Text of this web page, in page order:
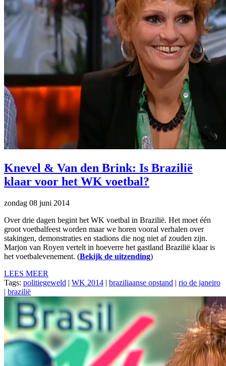
Knevel & Van den Brink: Is Brazilië
klaar voor het WK voetbal?
zondag 08 juni 2014
Over drie dagen begint het WK voetbal in Brazilië. Het moet één
groot voetbalfeest worden maar we horen vooral verhalen over
stakingen, demonstraties en stadions die nog niet af zouden zijn.
Marjon van Royen vertelt in hoeverre het gastland Brazilië klaar is
het voetbalevenement. (Bekijk de uitzending)
LEES MEER
Tags: politiegeweld | WK 2014 | braziliaanse opstand | rio de janeiro
| brazilië